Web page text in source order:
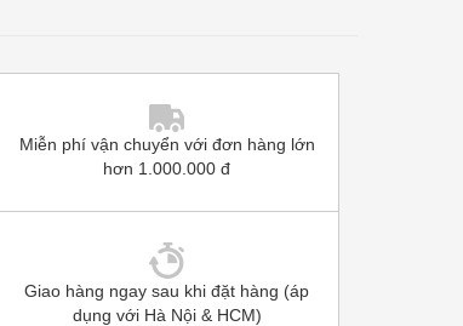
Miễn phí vận chuyển với đơn hàng lớn
hơn 1.000.000 đ
Giao hàng ngay sau khi đặt hàng (áp
dụng với Hà Nội & HCM)